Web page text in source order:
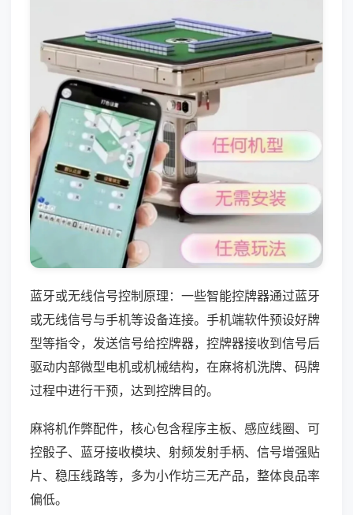
蓝牙或无线信号控制原理：一些智能控牌器通过蓝牙
或无线信号与手机等设备连接。手机端软件预设好牌
型等指令，发送信号给控牌器，控牌器接收到信号后
驱动内部微型电机或机械结构，在麻将机洗牌、码牌
过程中进行干预，达到控牌目的。
麻将机作弊配件，核心包含程序主板、感应线圈、可
控骰子、蓝牙接收模块、射频发射手柄、信号增强贴
片、稳压线路等，多为小作坊三无产品，整体良品率
偏低。